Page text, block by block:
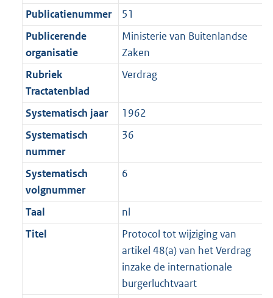
Publicatienummer
51
Publicerende
organisatie
Ministerie van Buitenlandse
Zaken
Rubriek
Tractatenblad
Verdrag
Systematisch jaar
1962
Systematisch
nummer
36
Systematisch
volgnummer
6
Taal
nl
Titel
Protocol tot wijziging van
artikel 48(a) van het Verdrag
inzake de internationale
burgerluchtvaart